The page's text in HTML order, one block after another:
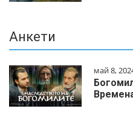
Анкети
май 8,